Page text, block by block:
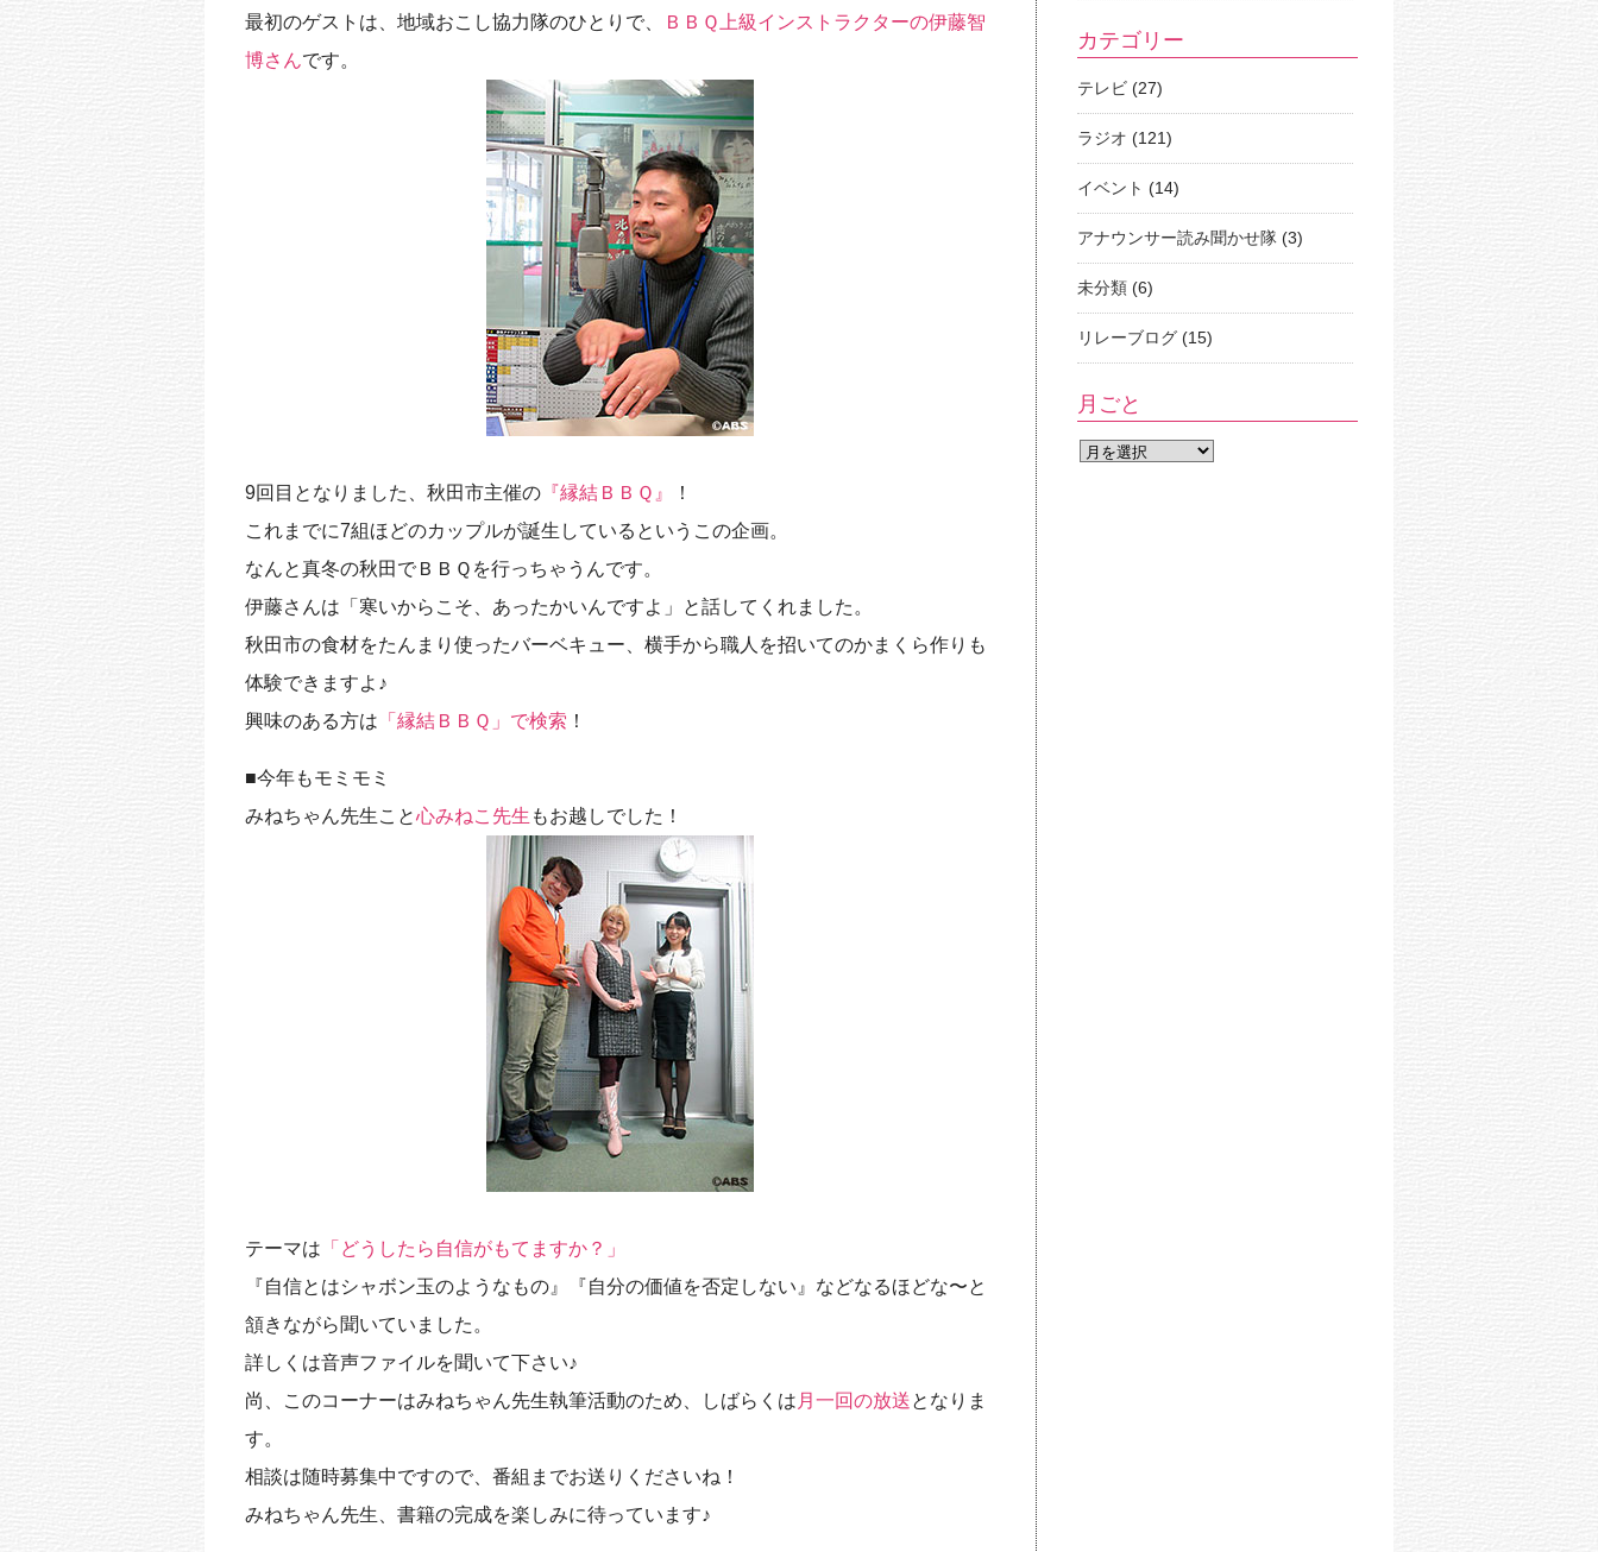
最初のゲストは、地域おこし協力隊のひとりで、
ＢＢＱ上級インストラクターの伊藤智
博さんです。
9回目となりました、秋田市主催の 『縁結ＢＢＱ』
！
これまでに7組ほどのカップルが誕生しているというこの企画。
なんと真冬の秋田でＢＢＱを行っちゃうんです。
伊藤さんは「寒いからこそ、あったかいんですよ」と話してくれました。
秋田市の食材をたんまり使ったバーベキュー、横手から職人を招いてのかまくら作りも
体験できますよ♪
興味のある方は 「縁結ＢＢＱ」で検索 ！
■今年もモミモミ
みねちゃん先生こと心みねこ先生 もお越しでした！
テーマは 「どうしたら自信がもてますか？」
『自信とはシャボン玉のようなもの』『自分の価値を否定しない』などなるほどな〜と
頷きながら聞いていました。
詳しくは音声ファイルを聞いて下さい♪
尚、このコーナーはみねちゃん先生執筆活動のため、しばらくは 月一回の放送となりま
す。
相談は随時募集中ですので、番組までお送りくださいね！
みねちゃん先生、書籍の完成を楽しみに待っています♪
カテゴリー
テレビ (27)
ラジオ (121)
イベント (14)
アナウンサー読み聞かせ隊 (3)
未分類 (6)
リレーブログ (15)
月ごと